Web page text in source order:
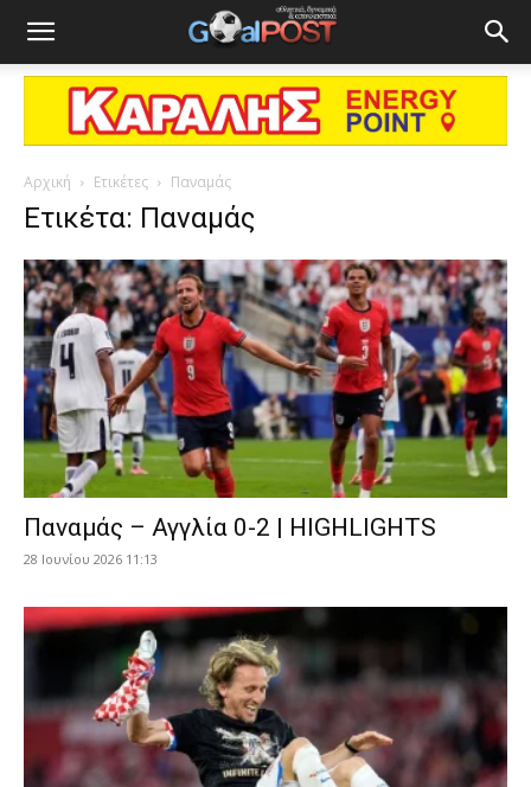
Αρχική Ετικέτες Παναμάς
Ετικέτα: Παναμάς
Παναμάς – Αγγλία 0-2 | HIGHLIGHTS
28 Ιουνίου 2026 11:13